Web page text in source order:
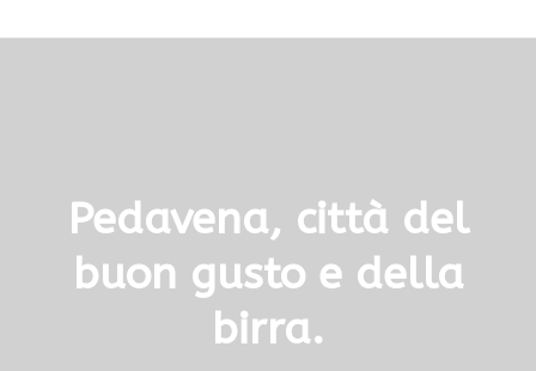
Pedavena, città del
buon gusto e della
birra.